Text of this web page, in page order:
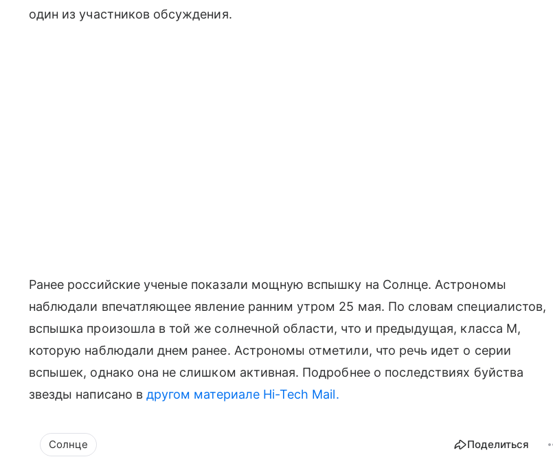
один из участников обсуждения.
Ранее российские ученые показали мощную вспышку на Солнце. Астрономы
наблюдали впечатляющее явление ранним утром 25 мая. По словам специалистов,
вспышка произошла в той же солнечной области, что и предыдущая, класса М,
которую наблюдали днем ранее. Астрономы отметили, что речь идет о серии
вспышек, однако она не слишком активная. Подробнее о последствиях буйства
звезды написано в другом материале Hi-Tech Mail.
Солнце Поделиться